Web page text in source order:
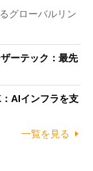
グローバルリン
ーテック：最先
AIインフラを支
一覧を見る